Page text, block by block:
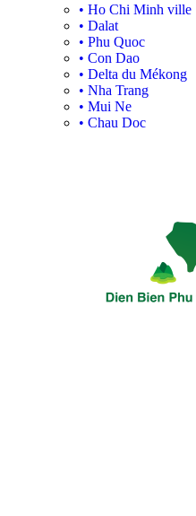
• Ho Chi Minh ville
• Dalat
• Phu Quoc
• Con Dao
• Delta du Mékong
• Nha Trang
• Mui Ne
• Chau Doc